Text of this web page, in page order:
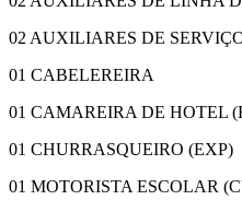
02 AUXILIARES DE
01 CABELEREIRA
01 CAMAREIRA DE HOTEL
01 CHURRASQUEIRO (EXP)
01 MOTORISTA ESCOLAR